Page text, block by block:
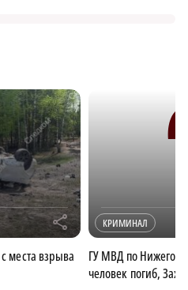
r
места взрыва
КРИМИНАЛ
ГУ МВД по
человек погиб,